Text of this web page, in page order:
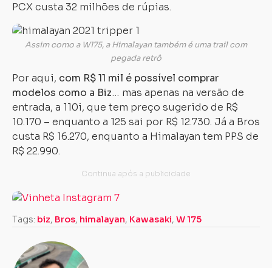
PCX custa 32 milhões de rúpias.
Assim como a W175, a Himalayan também é uma trail com
pegada retrô
Por aqui, com R$ 11 mil é possível comprar
modelos como a Biz… mas apenas na versão de
entrada, a 110i, que tem preço sugerido de R$
10.170 – enquanto a 125 sai por R$ 12.730. Já a Bros
custa R$ 16.270, enquanto a Himalayan tem PPS de
R$ 22.990.
Tags: biz, Bros, himalayan, Kawasaki, W 175